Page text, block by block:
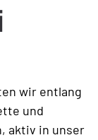
wir entlang
und
aktiv in unser